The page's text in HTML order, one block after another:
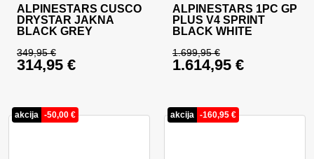
ALPINESTARS CUSCO
DRYSTAR JAKNA
BLACK GREY
349,95€
Izvirna cena je bila: 349,95 €.
314,95 €
ALPINESTARS 1PC GP
PLUS V4 SPRINT
BLACK WHITE
1.699,95€
Izvirna cena je bila:
1.614,95 €
akcija -50,00 € akcija -160,95 €